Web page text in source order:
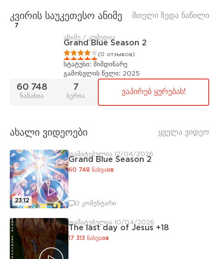
კვირის საუკეთესო ანიმე მთელი ზედა ნაწილი
7
ანიმე / კომედია
Grand Blue Season 2
(0 отзывов)
სტატუსი: მიმდინარე
გამოსვლის წელი: 2025
60 748
ნანახია
7
სერია
ვაპირებ ყურებას!
ახალი ვიდეოები ყველა ვიდეო
23:12
დამატებულია 12/04/2026
Grand Blue Season 2
60 748 ნახვაов
0 კომენტარი
დამატებულია 10/04/2026
The last day of Jesus +18
17 313 ნახვაов